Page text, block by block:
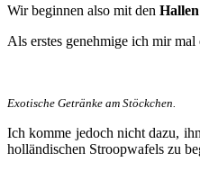
Wir beginnen also mit den
Als erstes genehmige ich mir
Exotische Getränke am Stöckchen.
Ich komme jedoch nicht dazu,
holländischen Stroopwafels zu